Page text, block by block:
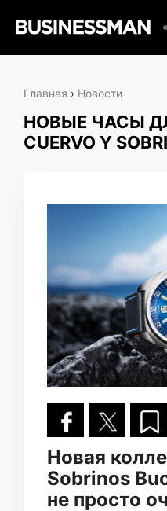
Главная › Новости
НОВЫЕ ЧАСЫ
CUERVO Y
Новая
Sobrinos
не просто